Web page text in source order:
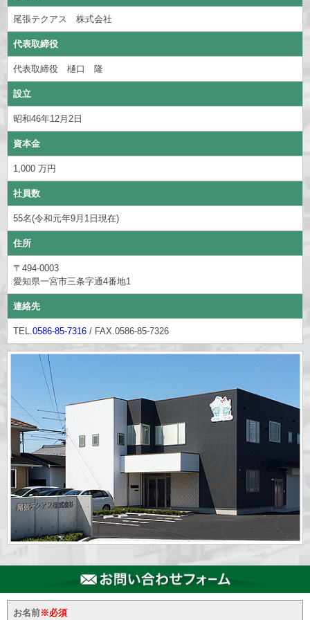
尾張テクアス 株式会社
代表取締役
代表取締役 樋口 隆
設立
昭和46年12月2日
資本金
1,000 万円
社員数
55名(令和元年9月1日現在)
住所
〒494-0003
愛知県一宮市三条字通4番地1
連絡先
TEL. 0586-85-7316 / FAX.0586-85-7326
お名前※必須